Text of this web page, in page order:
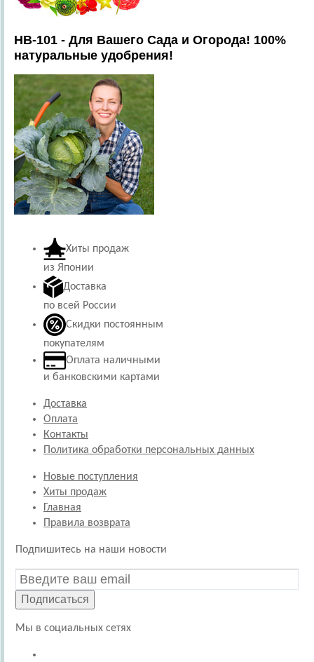
HB-101 - Для Вашего Сада и Огорода! 100%
натуральные удобрения!
Хиты продаж
из Японии
Доставка
по всей России
Скидки постоянным
покупателям
Оплата наличными
и банковскими картами
Доставка
Оплата
Контакты
Политика обработки персональных данных
Новые поступления
Хиты продаж
Главная
Правила возврата
Подпишитесь на наши новости
Подписаться
Мы в социальных сетях